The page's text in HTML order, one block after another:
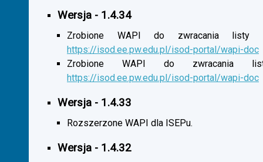
Wersja - 1.4.34
Zrobione WAPI do zwracania listy
https://isod.ee.pw.edu.pl/isod-portal/wapi-doc
Zrobione WAPI do zwracania listy
https://isod.ee.pw.edu.pl/isod-portal/wapi-doc
Wersja - 1.4.33
Rozszerzone WAPI dla ISEPu.
Wersja - 1.4.32